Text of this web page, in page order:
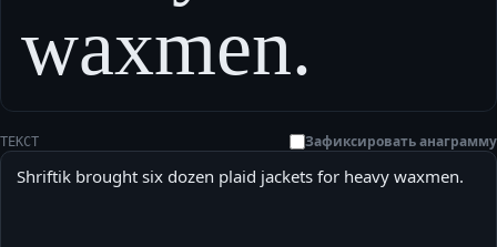
waxmen.
ТЕКСТ Зафиксировать анаграмму